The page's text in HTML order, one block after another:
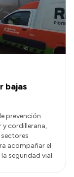
bajas
prevención
y cordillerana,
acompañar el
seguridad vial.